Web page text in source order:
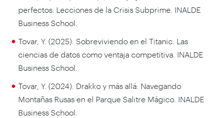
perfectos: Lecciones de la Crisis Subprime. INALDE
Business School.
Tovar, Y. (2025). Sobreviviendo en el Titanic. Las
ciencias de datos como ventaja competitiva. INALDE
Business School.
Tovar, Y. (2024). Drakko y más allá: Navegando
Montañas Rusas en el Parque Salitre Mágico. INALDE
Business School.